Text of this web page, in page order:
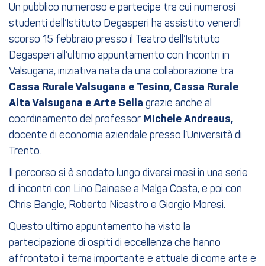
Un pubblico numeroso e partecipe tra cui numerosi
studenti dell’Istituto Degasperi ha assistito venerdì
scorso 15 febbraio presso il Teatro dell’Istituto
Degasperi all’ultimo appuntamento con Incontri in
Valsugana, iniziativa nata da una collaborazione tra
Cassa Rurale Valsugana e Tesino, Cassa Rurale
Alta Valsugana e Arte Sella grazie anche al
coordinamento del professor Michele Andreaus,
docente di economia aziendale presso l’Università di
Trento.
Il percorso si è snodato lungo diversi mesi in una serie
di incontri con Lino Dainese a Malga Costa, e poi con
Chris Bangle, Roberto Nicastro e Giorgio Moresi.
Questo ultimo appuntamento ha visto la
partecipazione di ospiti di eccellenza che hanno
affrontato il tema importante e attuale di come arte e